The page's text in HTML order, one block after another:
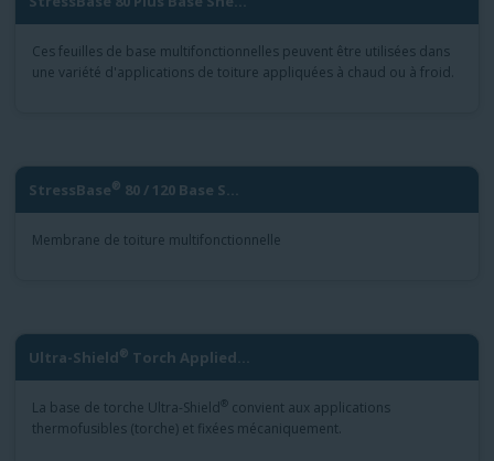
Ces feuilles de base multifonctionnelles peuvent être utilisées dans
une variété d'applications de toiture appliquées à chaud ou à froid.
StressBase® 80 / 120 Base S...
Membrane de toiture multifonctionnelle
Ultra-Shield® Torch Applied...
La base de torche Ultra-Shield ® convient aux applications
thermofusibles (torche) et fixées mécaniquement.